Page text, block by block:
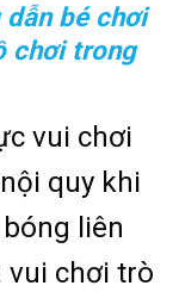
dẫn bé chơi
chơi trong
vui chơi
quy khi
liên
vui chơi trò